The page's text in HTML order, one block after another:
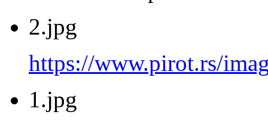
2.jpg
https://www.pirot.rs/
1.jpg